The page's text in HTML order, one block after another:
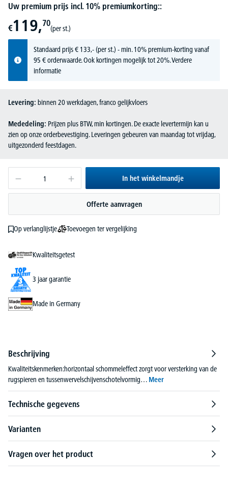
Uw premium prijs incl. 10% premiumkorting::
€119,70
(per st.)
Standaard prijs€ 133,-(per st.) - min. 10% premium-korting vanaf
95 € orderwaarde. Ook kortingen mogelijk tot 20%.Verdere
informatie
Levering: binnen 20 werkdagen, franco gelijkvloers
Mededeling: Prijzen plus BTW, min kortingen. De exacte levertermijn kan u
zien op onze orderbevestiging. Leveringen gebeuren van maandag tot vrijdag,
uitgezonderd feestdagen.
In het winkelmandje
Offerte aanvragen
Op verlanglijstje Toevoegen ter vergelijking
Kwaliteitsgetest
3 jaar garantie
Made in Germany
Beschrijving
Kwaliteitskenmerken:horizontaal schommeleffect zorgt voor versterking van de
rugspieren en tussenwervelschijvenschotelvormig… Meer
Technische gegevens
Varianten
Vragen over het product